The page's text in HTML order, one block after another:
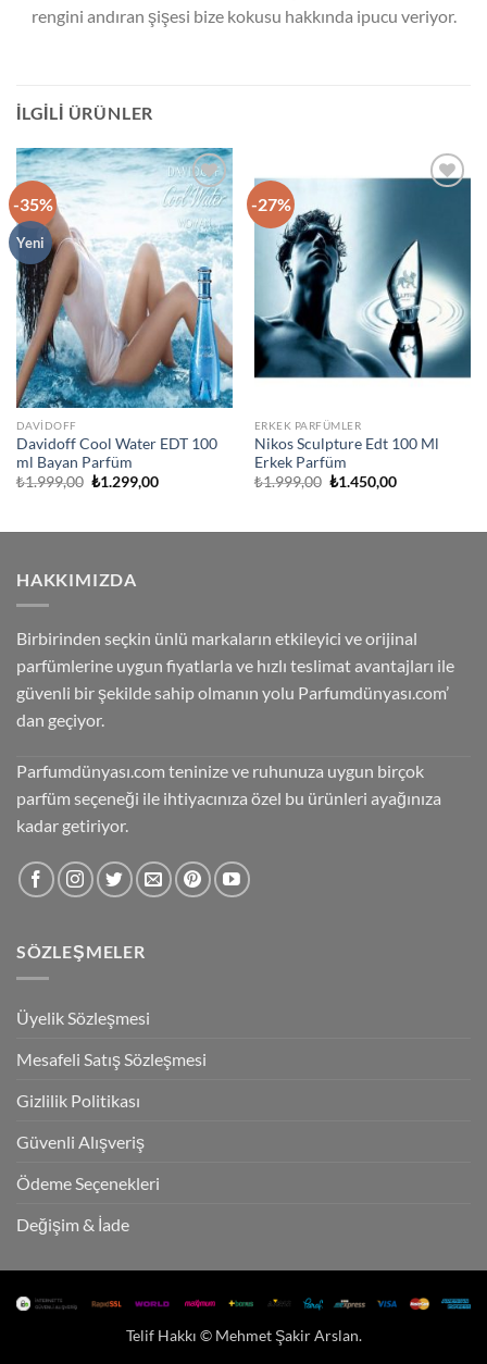
rengini andıran şişesi bize kokusu hakkında ipucu veriyor.
İLGILI ÜRÜNLER
-35%
Yeni
İstek
Listeme
Ekle
DAVIDOFF
Davidoff Cool Water EDT 100
ml Bayan Parfüm
₺1.999,00 Orijinal
₺1.299,00Şu
-27%
ERKEK PARFÜMLER
Nikos Sculpture Edt 100 Ml
Erkek Parfüm
₺1.999,00 Orijinal
₺1.450,00Şu
HAKKIMIZDA
Birbirinden seçkin ünlü markaların etkileyici ve orijinal
parfümlerine uygun fiyatlarla ve hızlı teslimat avantajları ile
güvenli bir şekilde sahip olmanın yolu Parfumdünyası.com’
dan geçiyor.
Parfumdünyası.com teninize ve ruhunuza uygun birçok
parfüm seçeneği ile ihtiyacınıza özel bu ürünleri ayağınıza
kadar getiriyor.
SÖZLEŞMELER
Üyelik Sözleşmesi
Mesafeli Satış Sözleşmesi
Gizlilik Politikası
Güvenli Alışveriş
Ödeme Seçenekleri
Değişim & İade
Telif Hakkı © Mehmet Şakir Arslan.